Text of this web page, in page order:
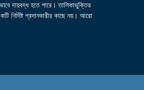
দায়বদ্ধ হতে পারে। তালিকাভুক্তির
নির্দিষ্ট প্রদানকারীর কাছে নয়। আরো